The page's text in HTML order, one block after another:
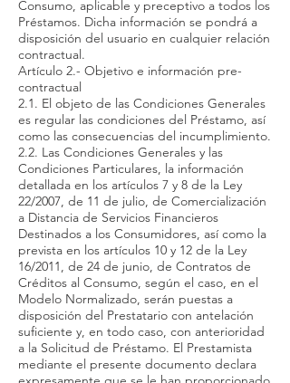
Consumo, aplicable y preceptivo a todos los
Préstamos. Dicha información se pondrá a
disposición del usuario en cualquier relación
contractual.
Artículo 2.- Objetivo e información pre-
contractual
2.1. El objeto de las Condiciones Generales
es regular las condiciones del Préstamo, así
como las consecuencias del incumplimiento.
2.2. Las Condiciones Generales y las
Condiciones Particulares, la información
detallada en los artículos 7 y 8 de la Ley
22/2007, de 11 de julio, de Comercialización
a Distancia de Servicios Financieros
Destinados a los Consumidores, así como la
prevista en los artículos 10 y 12 de la Ley
16/2011, de 24 de junio, de Contratos de
Créditos al Consumo, según el caso, en el
Modelo Normalizado, serán puestas a
disposición del Prestatario con antelación
suficiente y, en todo caso, con anterioridad
a la Solicitud de Préstamo. El Prestamista
mediante el presente documento declara